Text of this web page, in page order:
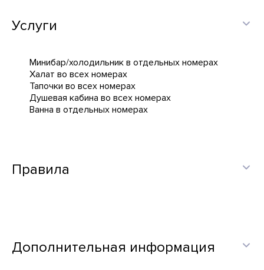
Услуги
Минибар/холодильник в отдельных номерах
Халат во всех номерах
Тапочки во всех номерах
Душевая кабина во всех номерах
Ванна в отдельных номерах
Правила
Дополнительная информация